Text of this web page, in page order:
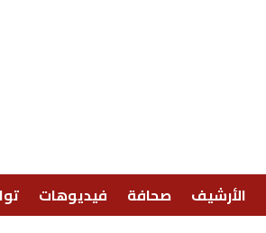
الأرشيف صحافة فيديوهات